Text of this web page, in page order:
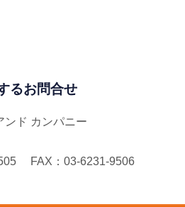
るお問合せ
ンド カンパニー
FAX：03-6231-9506